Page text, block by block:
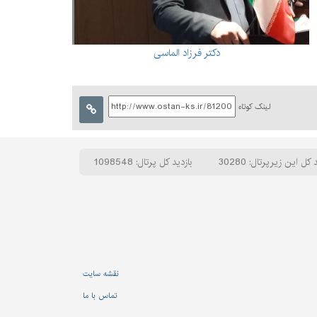
دکتر فرزاد الماسی
لینک کوتاه
کل این زیرپرتال: 30280 بازدید کل پرتال: 1098548
نقشه سایت
تماس با ما